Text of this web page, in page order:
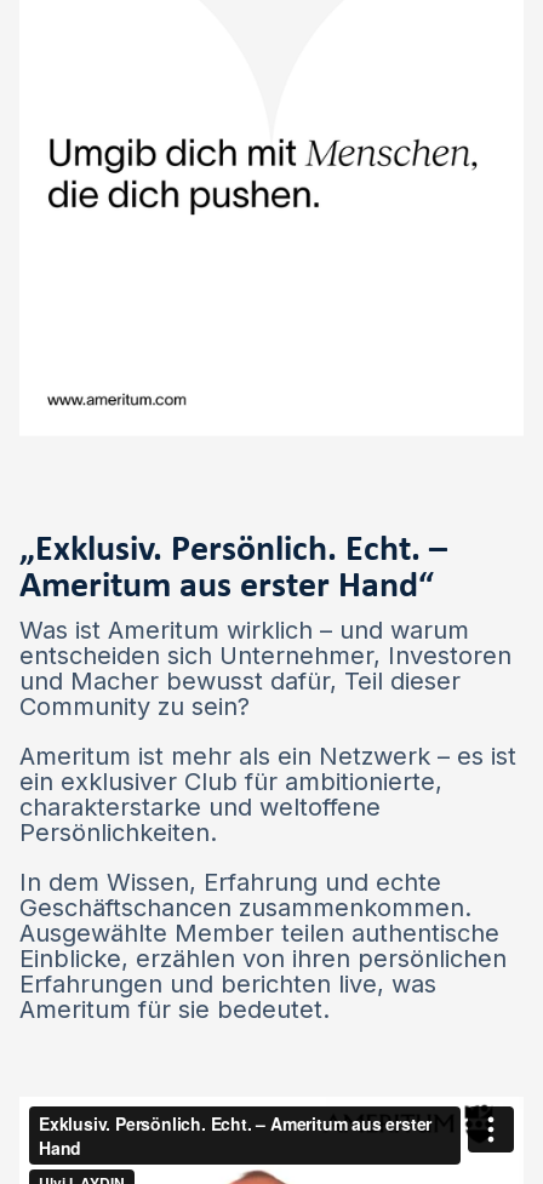
„Exklusiv. Persönlich. Echt. –
Ameritum aus erster Hand“
Was ist Ameritum wirklich – und warum
entscheiden sich Unternehmer, Investoren
und Macher bewusst dafür, Teil dieser
Community zu sein?
Ameritum ist mehr als ein Netzwerk – es ist
ein exklusiver Club für ambitionierte,
charakterstarke und weltoffene
Persönlichkeiten.
In dem Wissen, Erfahrung und echte
Geschäftschancen zusammenkommen.
Ausgewählte Member teilen authentische
Einblicke, erzählen von ihren persönlichen
Erfahrungen und berichten live, was
Ameritum für sie bedeutet.